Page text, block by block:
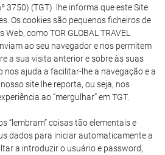
3750) (TGT) lhe informa que este Site
Os cookies são pequenos ficheiros de
como TOR GLOBAL TRAVEL
ao seu navegador e nos permitem
a sua visita anterior e sobre às suas
nos ajuda a facilitar-lhe a navegação e a
site lhe reporta, ou seja, nos
ao “mergulhar” em TGT.
“lembram” coisas tão elementais e
dados para iniciar automaticamente a
a introduzir o usuário e password,